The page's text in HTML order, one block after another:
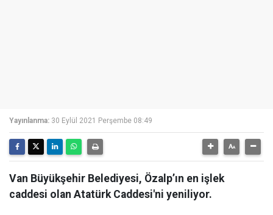
Yayınlanma: 30 Eylül 2021 Perşembe 08:49
Van Büyükşehir Belediyesi, Özalp’ın en işlek
caddesi olan Atatürk Caddesi'ni yeniliyor.